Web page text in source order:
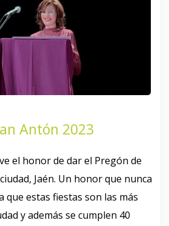
Antón 2023
el honor de dar el Pregón de
Jaén. Un honor que nunca
que estas fiestas son las más
y además se cumplen 40